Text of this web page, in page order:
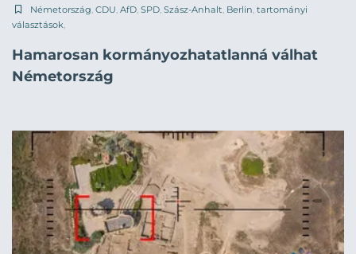
Németország CDU AfD SPD Szász-Anhalt Berlin tartományi
választások
Hamarosan kormányozhatatlanná válhat
Németország